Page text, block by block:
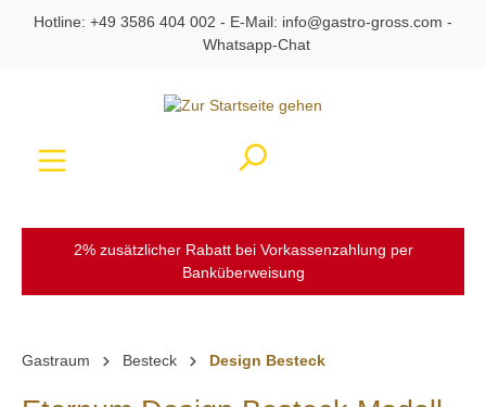
springen
Hotline: +49 3586 404 002 - E-Mail: info@gastro-gross.com -
Whatsapp-Chat
2% zusätzlicher Rabatt bei Vorkassenzahlung per
Banküberweisung
Gastraum Besteck Design Besteck